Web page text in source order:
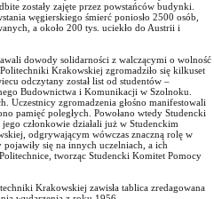
zostały zajęte przez powstańców budynki.
węgierskiego śmierć poniosło 2500 osób,
a około 200 tys. uciekło do Austrii i
dowody solidarności z walczącymi o wolność
Krakowskiej zgromadziło się kilkuset
odczytany został list od studentów –
Budownictwa i Komunikacji w Szolnoku.
Uczestnicy zgromadzenia głośno manifestowali
pamięć poległych. Powołano wtedy Studencki
członkowie działali już w Studenckim
odgrywającym wówczas znaczną rolę w
się na innych uczelniach, a ich
tworząc Studencki Komitet Pomocy
Krakowskiej zawisła tablica zredagowana